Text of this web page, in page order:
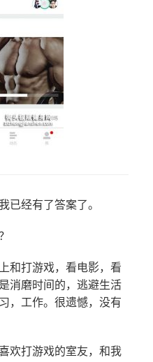
已经有了答案了。
和打游戏，看电影，看
消磨时间的，逃避生活
，工作。很遗憾，没有
欢打游戏的室友，和我